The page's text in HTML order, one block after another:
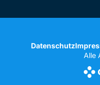
Datenschutz
Alle